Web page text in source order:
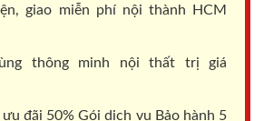
giao miễn phí nội thành HCM
thông minh nội thất trị giá
đãi 50% Gói dịch vụ Bảo hành 5